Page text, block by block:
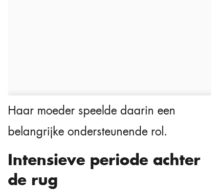
Haar moeder speelde daarin een
belangrijke ondersteunende rol.
Intensieve periode achter
de rug